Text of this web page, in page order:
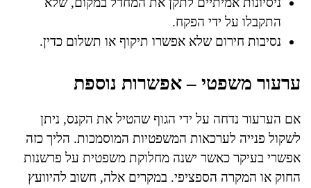
התקבלו על ידי הפקח.
נסיבות חירום שלא אפשרו תיקוף או תשלום כדין.
ערעור משפטי – אפשרות נוספת
אם הערעור נדחה על ידי הגוף שהטיל את הקנס, ניתן
לשקול פנייה לערכאות המשפטיות המוסמכות. הליך כזה
אפשרי בעיקר כאשר ישנה מחלוקת משפטית על פרשנות
החוק או המקרה הספציפי. במקרים אלה, חשוב להיוועץ